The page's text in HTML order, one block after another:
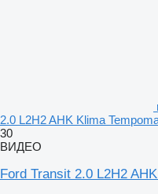
2.0 L2H2 AHK Klima
30
ВИДЕО
Ford Transit 2.0 L2H2